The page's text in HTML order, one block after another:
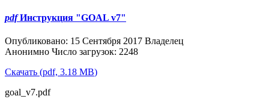
pdf Инструкция "GOAL v7"
Опубликовано: 15 Сентября 2017 Владелец
Анонимно Число загрузок: 2248
Скачать (pdf, 3.18 MB)
goal_v7.pdf